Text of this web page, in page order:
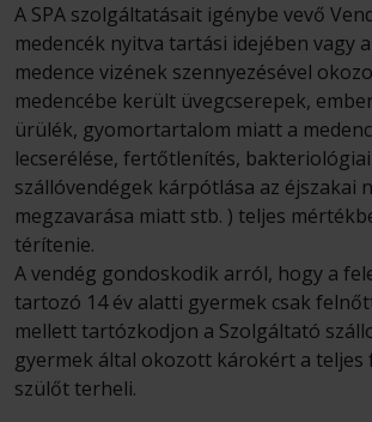
A SPA szolgáltatásait igénybe vevő
medencék nyitva tartási idejében vagy
medence vizének szennyezésével
medencébe került üvegcserepek,
ürülék, gyomortartalom miatt a
lecserélése, fertőtlenítés,
szállóvendégek kárpótlása az éjszakai
megzavarása miatt stb. ) teljes
térítenie.
A vendég gondoskodik arról, hogy a
tartozó 14 év alatti gyermek csak
mellett tartózkodjon a Szolgáltató
gyermek által okozott károkért a teljes
szülőt terheli.